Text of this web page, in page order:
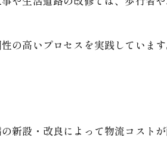
円滑に
ト
の高いプロセスを実践していま
新設・改良によって物流コスト